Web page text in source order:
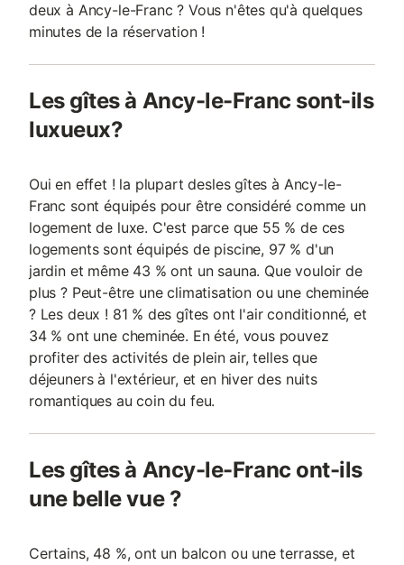
deux à Ancy-le-Franc ? Vous n'êtes qu'à quelques
minutes de la réservation !
Les gîtes à Ancy-le-Franc sont-ils
luxueux?
Oui en effet ! la plupart desles gîtes à Ancy-le-
Franc sont équipés pour être considéré comme un
logement de luxe. C'est parce que 55 % de ces
logements sont équipés de piscine, 97 % d'un
jardin et même 43 % ont un sauna. Que vouloir de
plus ? Peut-être une climatisation ou une cheminée
? Les deux ! 81 % des gîtes ont l'air conditionné, et
34 % ont une cheminée. En été, vous pouvez
profiter des activités de plein air, telles que
déjeuners à l'extérieur, et en hiver des nuits
romantiques au coin du feu.
Les gîtes à Ancy-le-Franc ont-ils
une belle vue ?
Certains, 48 %, ont un balcon ou une terrasse, et